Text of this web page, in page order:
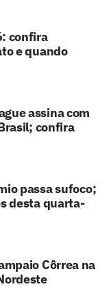
confira
e quando
assina com
confira
passa sufoco;
desta quarta-
Côrrea na